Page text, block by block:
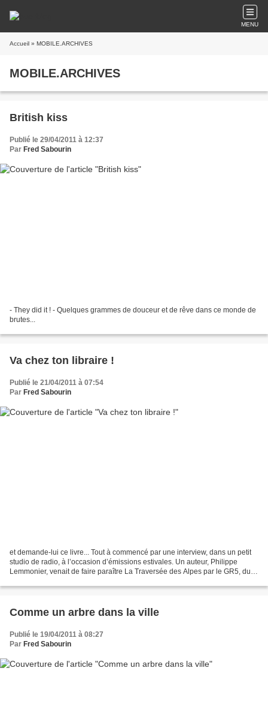
MENU
Accueil » MOBILE.ARCHIVES
MOBILE.ARCHIVES
British kiss
Publié le 29/04/2011 à 12:37
Par Fred Sabourin
- They did it ! - Quelques grammes de douceur et de rêve dans ce monde de
brutes...
Va chez ton libraire !
Publié le 21/04/2011 à 07:54
Par Fred Sabourin
et demande-lui ce livre... Tout à commencé par une interview, dans un petit
studio de radio, à l’occasion d’émissions estivales. Un auteur, Philippe
Lemmonier, venait de faire paraître La Traversée des Alpes par le GR5, du
Comme un arbre dans la ville
Publié le 19/04/2011 à 08:27
Par Fred Sabourin